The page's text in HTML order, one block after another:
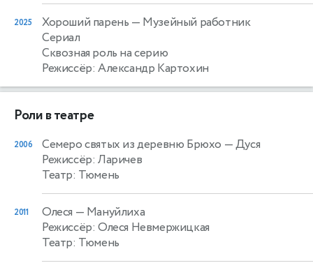
2025 Хороший парень — Музейный работник
Сериал
Сквозная роль на серию
Режиссёр: Александр Картохин
Роли в театре
2006 Семеро святых из деревню Брюхо — Дуся
Режиссёр: Ларичев
Театр: Тюмень
2011 Олеся — Мануйлиха
Режиссёр: Олеся Невмержицкая
Театр: Тюмень